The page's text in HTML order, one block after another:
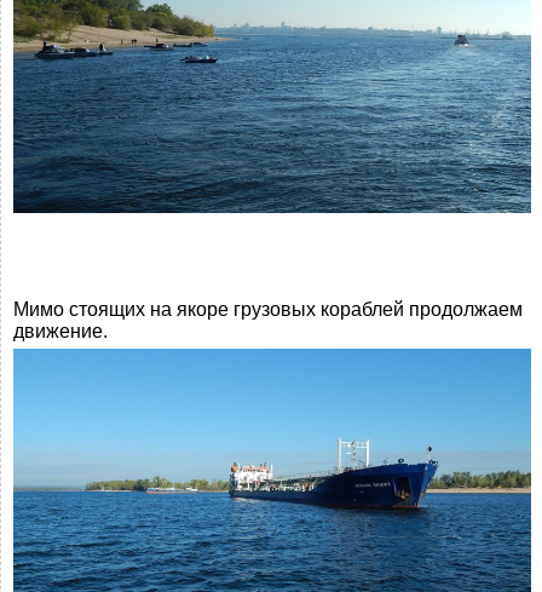
Мимо стоящих на якоре грузовых кораблей продолжаем
движение.